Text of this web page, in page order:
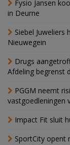
Fysio Jansen
in Deurne
Siebel Juweliers
Nieuwegein
Drugs
Afdeling begrenst
PGGM neemt
vastgoedleningen
Impact Fit sluit
SportCity opent